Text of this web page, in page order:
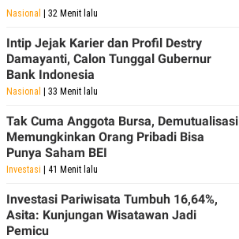
Nasional | 32 Menit lalu
Intip Jejak Karier dan Profil Destry
Damayanti, Calon Tunggal Gubernur
Bank Indonesia
Nasional | 33 Menit lalu
Tak Cuma Anggota Bursa, Demutualisasi
Memungkinkan Orang Pribadi Bisa
Punya Saham BEI
Investasi | 41 Menit lalu
Investasi Pariwisata Tumbuh 16,64%,
Asita: Kunjungan Wisatawan Jadi
Pemicu